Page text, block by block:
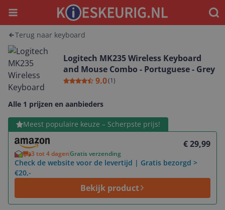
Menu
Terug naar keyboard
Logitech MK235 Wireless Keyboard
and Mouse Combo - Portuguese - Grey
9.0(1)
Alle 1 prijzen en aanbieders
Meest populaire keuze – Scherpste prijs!
€ 29,99
3 tot 4 dagenGratis verzending
Check de website voor de levertijd | Gratis bezorgd >
€20,-
Bekijk product
Bekijk product